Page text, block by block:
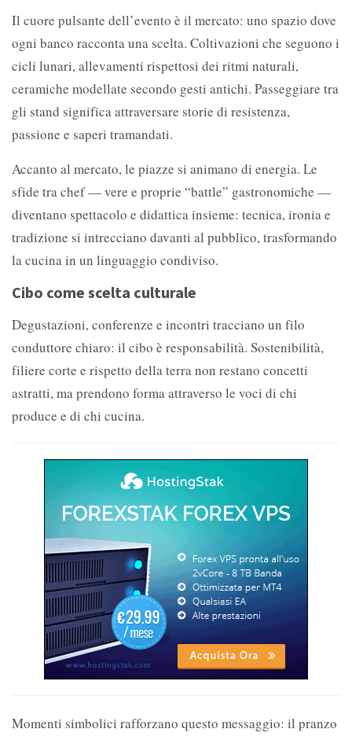
Il cuore pulsante dell’evento è il mercato: uno spazio dove
ogni banco racconta una scelta. Coltivazioni che seguono i
cicli lunari, allevamenti rispettosi dei ritmi naturali,
ceramiche modellate secondo gesti antichi. Passeggiare tra
gli stand significa attraversare storie di resistenza,
passione e saperi tramandati.
Accanto al mercato, le piazze si animano di energia. Le
sfide tra chef — vere e proprie “battle” gastronomiche —
diventano spettacolo e didattica insieme: tecnica, ironia e
tradizione si intrecciano davanti al pubblico, trasformando
la cucina in un linguaggio condiviso.
Cibo come scelta culturale
Degustazioni, conferenze e incontri tracciano un filo
conduttore chiaro: il cibo è responsabilità. Sostenibilità,
filiere corte e rispetto della terra non restano concetti
astratti, ma prendono forma attraverso le voci di chi
produce e di chi cucina.
Momenti simbolici rafforzano questo messaggio: il pranzo